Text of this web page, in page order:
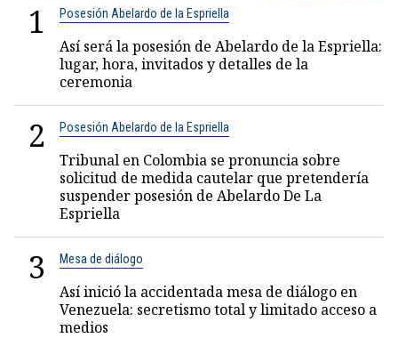
1 Posesión Abelardo de la Espriella
Así será la posesión de Abelardo de la Espriella:
lugar, hora, invitados y detalles de la
ceremonia
2 Posesión Abelardo de la Espriella
Tribunal en Colombia se pronuncia sobre
solicitud de medida cautelar que pretendería
suspender posesión de Abelardo De La
Espriella
3 Mesa de diálogo
Así inició la accidentada mesa de diálogo en
Venezuela: secretismo total y limitado acceso a
medios